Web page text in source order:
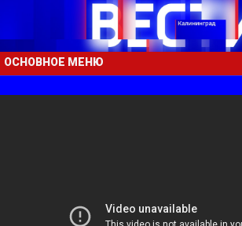
ОСНОВНОЕ МЕНЮ